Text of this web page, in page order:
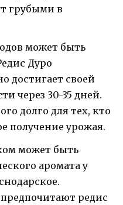
грубыми в
может быть
Дуро
достигает своей
через 30-35 дней.
долго для тех, кто
получение урожая.
может быть
аромата у
редис